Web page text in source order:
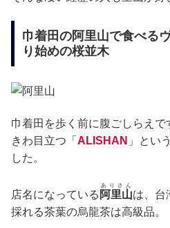
巾着田の阿里山で食べる
り始めの桜並木
巾着田を歩く前に腹ごしらえで
きわ目立つ「 ALISHAN 」とい
した。
店名になっている 阿里山
ありさん
は、台
採れる茶葉の烏龍茶は高級品。